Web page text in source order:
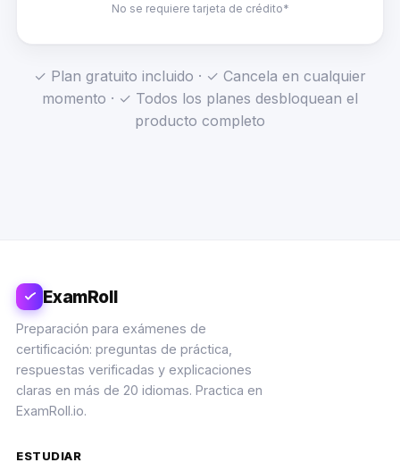
No se requiere tarjeta de crédito*
✓ Plan gratuito incluido · ✓ Cancela en cualquier
momento · ✓ Todos los planes desbloquean el
producto completo
ExamRoll
Preparación para exámenes de
certificación: preguntas de práctica,
respuestas verificadas y explicaciones
claras en más de 20 idiomas. Practica en
ExamRoll.io.
ESTUDIAR